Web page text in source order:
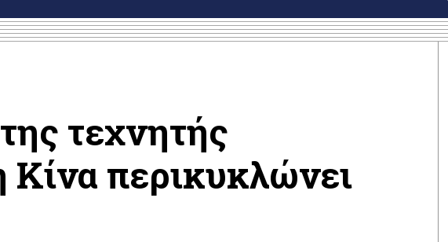
τεχνητής
περικυκλώνει